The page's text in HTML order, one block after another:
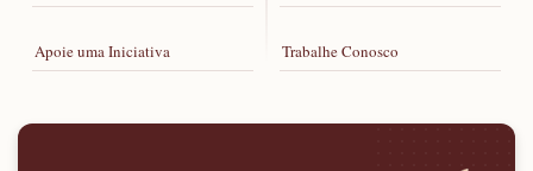
Apoie uma Iniciativa Trabalhe Conosco